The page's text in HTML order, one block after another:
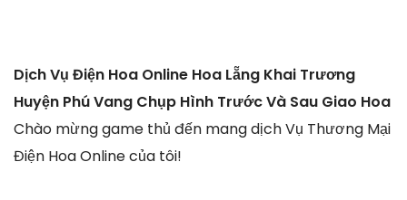
Dịch Vụ Điện Hoa Online Hoa Lẵng Khai Trương
Huyện Phú Vang Chụp Hình Trước Và Sau Giao Hoa
Chào mừng game thủ đến mang dịch Vụ Thương Mại
Điện Hoa Online của tôi!